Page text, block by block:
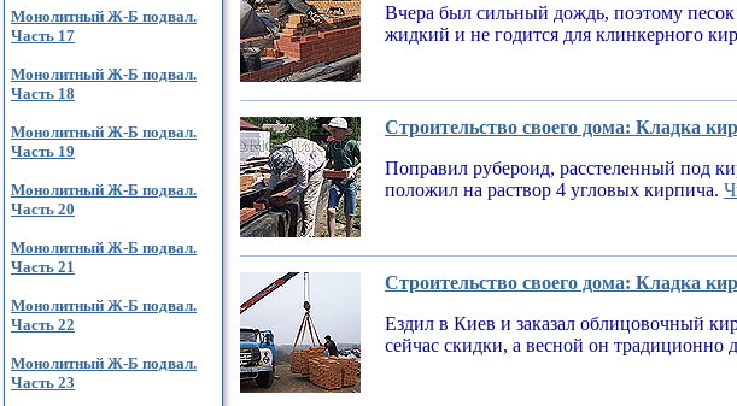
Монолитный Ж-Б подвал.
Часть 17
Монолитный Ж-Б подвал.
Часть 18
Монолитный Ж-Б подвал.
Часть 19
Монолитный Ж-Б подвал.
Часть 20
Монолитный Ж-Б подвал.
Часть 21
Монолитный Ж-Б подвал.
Часть 22
Монолитный Ж-Б подвал.
Часть 23
Вчера был сильный дождь, поэтому песок
жидкий и не годится для клинкерного
Строительство своего дома: Кладка
Поправил рубероид, расстеленный под
положил на раствор 4 угловых кирпича.
Строительство своего дома: Кладка
Ездил в Киев и заказал облицовочный
сейчас скидки, а весной он традиционно